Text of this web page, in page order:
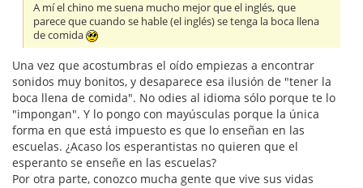
A mí el chino me suena mucho mejor que el inglés, que
parece que cuando se hable (el inglés) se tenga la boca llena
de comida
Una vez que acostumbras el oído empiezas a encontrar
sonidos muy bonitos, y desaparece esa ilusión de "tener la
boca llena de comida". No odies al idioma sólo porque te lo
"impongan". Y lo pongo con mayúsculas porque la única
forma en que está impuesto es que lo enseñan en las
escuelas. ¿Acaso los esperantistas no quieren que el
esperanto se enseñe en las escuelas?
Por otra parte, conozco mucha gente que vive sus vidas